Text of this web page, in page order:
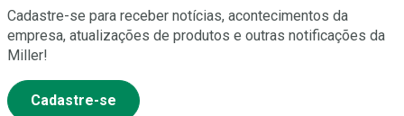
Cadastre-se para receber notícias, acontecimentos da
empresa, atualizações de produtos e outras notificações da
Miller!
Cadastre-se